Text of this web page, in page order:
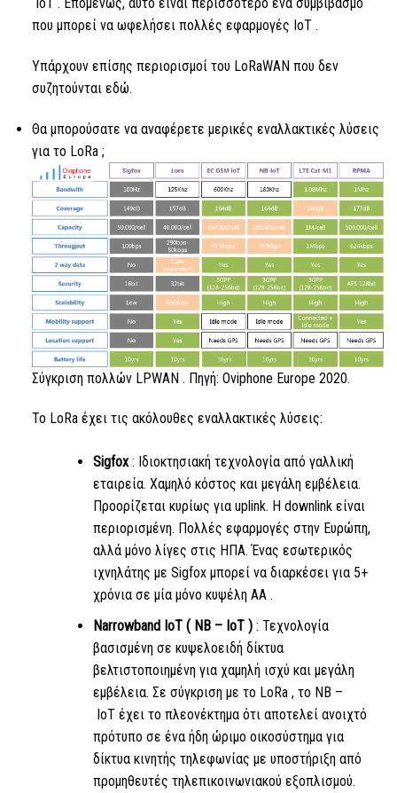
που μπορεί να ωφελήσει πολλές εφαρμογές IoT .
Υπάρχουν επίσης περιορισμοί του LoRaWAN που δεν
συζητούνται εδώ.
Θα μπορούσατε να αναφέρετε μερικές εναλλακτικές λύσεις
για το LoRa;
Σύγκριση πολλών LPWAN. Πηγή: Oviphone Europe 2020.
Το LoRaέχει τις ακόλουθες εναλλακτικές λύσεις:
Sigfox: Ιδιοκτησιακή τεχνολογία από γαλλική
εταιρεία. Χαμηλό κόστος και μεγάλη εμβέλεια.
Προορίζεται κυρίως για uplink. Η downlink είναι
περιορισμένη. Πολλές εφαρμογές στην Ευρώπη,
αλλά μόνο λίγες στις ΗΠΑ. Ένας εσωτερικός
ιχνηλάτης με Sigfox μπορεί να διαρκέσει για 5+
χρόνια σε μία μόνο κυψέλη AA.
Narrowband IoT( NB– IoT): Τεχνολογία
βασισμένη σε κυψελοειδή δίκτυα
βελτιστοποιημένη για χαμηλή ισχύ και μεγάλη
εμβέλεια. Σε σύγκριση με το LoRa, το NB –
IoTέχει το πλεονέκτημα ότι αποτελεί ανοιχτό
πρότυπο σε ένα ήδη ώριμο οικοσύστημα για
δίκτυα κινητής τηλεφωνίας με υποστήριξη από
προμηθευτές τηλεπικοινωνιακού εξοπλισμού.